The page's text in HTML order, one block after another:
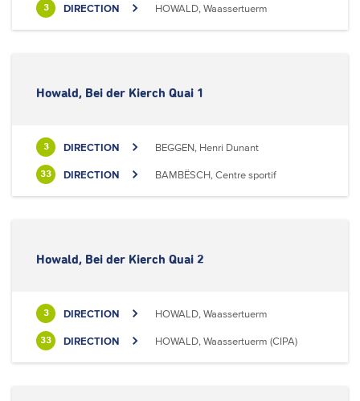
3 DIRECTION HOWALD, Waassertuerm
Howald, Bei der Kierch Quai 1
3 DIRECTION BEGGEN, Henri Dunant
33 DIRECTION BAMBËSCH, Centre sportif
Howald, Bei der Kierch Quai 2
3 DIRECTION HOWALD, Waassertuerm
33 DIRECTION HOWALD, Waassertuerm (CIPA)